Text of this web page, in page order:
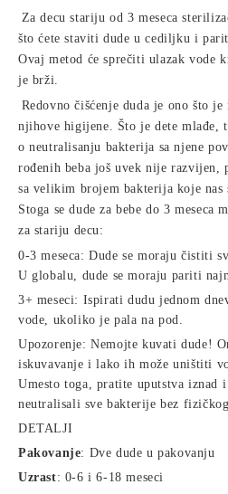
Za decu stariju od 3 meseca
što ćete staviti dude u cediljku i
Ovaj metod će sprečiti ulazak vode
je brži.
čišćenje duda je ono što je
njihove higijene. Što je dete mlađe,
o neutralisanju bakterija sa njene
rođenih beba još uvek nije razvijen,
sa velikim brojem bakterija koje nas
Stoga se dude za bebe do 3 meseca
za stariju decu:
0-3 meseca: Dude se moraju čistiti
U globalu, dude se moraju pariti
3+ meseci: Ispirati dudu jednom
vode, ukoliko je pala na pod.
Upozorenje: Nemojte kuvati dude!
iskuvavanje i lako ih može uništiti
Umesto toga, pratite uputstva iznad
neutralisali sve bakterije bez fizičkog
DETALJI
Pakovanje: Dve dude u pakovanju
Uzrast: 0-6 i 6-18 meseci